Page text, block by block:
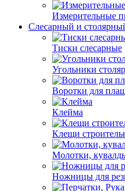
Измерительные
Слесарный и
Тиски слесарные
Угольники
Воротки для
Клейма
Клещи
Молотки,
Ножницы для